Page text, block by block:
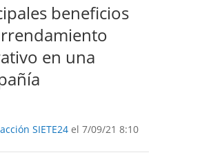
beneficios
en una
SIETE24 el 7/09/21 8:10